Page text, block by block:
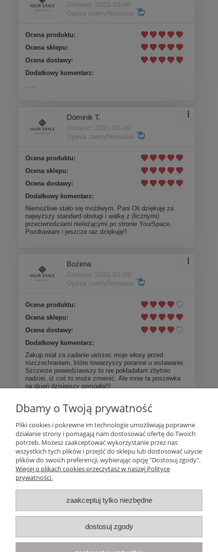
Dodano: 2021-02-06
Opinia zweryfikowana
Ocena produktu:
Ocena sklepu:
Ocena dostawy:
Dodatkowy komentarz:
Dominik T.
Dodano: 2021-01-10
Opinia zweryfikowana
Ocena produktu:
Ocena sklepu:
Ocena dostawy:
Dodatkowy komentarz:
Niemożliwe stało się możliwym. Pani Oli dziękuję za
najwyższy standard obsługi i walkę z (licznymi)
przeciwnościami nieleżącymi po stronie YourSpace.
Pozdrawiam i jeszcze raz dziękuję!!
Bożena
Dodano: 2021-01-09
Opinia zweryfikowana
Ocena produktu:
Ocena sklepu:
Ocena dostawy:
Dodatkowy komentarz:
Zakup miał za zadanie ustrzec moje włosy przed
rozczochraniem, które towarzyszy poranne u wstawanie.
Szczerze powiedziawszy to nie pokładałam zbytnio
nadziei, iż coś to może zmienić. Ale mnie ta poszewka
na dzień dzisiejszy pomogła!!!
Więcej opinii
Pomoc
Moje konto
Płatności i dostawa
Informacje
O nas
Dbamy o Twoją prywatność
Pliki cookies i pokrewne im technologie umożliwiają poprawne
działanie strony i pomagają nam dostosować ofertę do Twoich
potrzeb. Możesz zaakceptować wykorzystanie przez nas
wszystkich tych plików i przejść do sklepu lub dostosować użycie
plików do swoich preferencji, wybierając opcję "Dostosuj zgody".
Więcej o plikach cookies przeczytasz w naszej Polityce
prywatności.
zaakceptuj tylko niezbędne
dostosuj zgody